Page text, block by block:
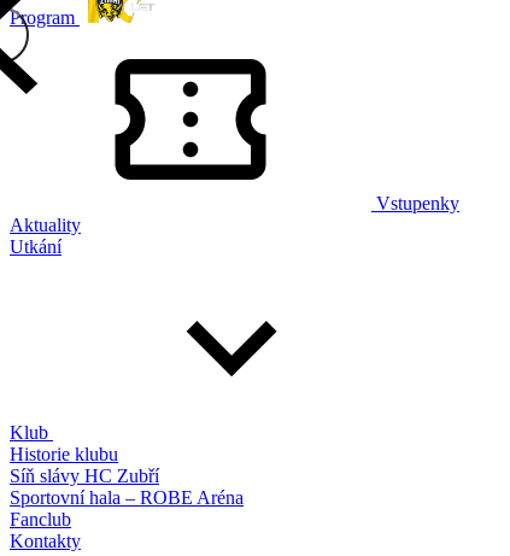
Program
Vstupenky
Aktuality
Utkání
Klub
Historie klubu
Síň slávy HC Zubří
Sportovní hala – ROBE Aréna
Fanclub
Kontakty